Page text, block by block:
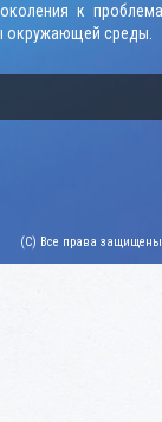
к
окружающей среды.
(C) Все права